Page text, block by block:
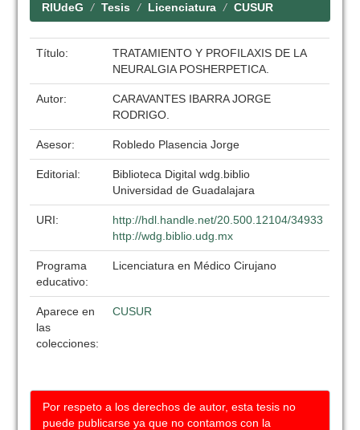
RIUdeG Tesis Licenciatura CUSUR
Título:
TRATAMIENTO Y PROFILAXIS DE LA
NEURALGIA POSHERPETICA.
Autor:
CARAVANTES IBARRA JORGE
RODRIGO.
Asesor: Robledo Plasencia Jorge
Editorial:
Biblioteca Digital wdg.biblio
Universidad de Guadalajara
URI:
http://hdl.handle.net/20.500.12104/34933
http://wdg.biblio.udg.mx
Programa
educativo:
Licenciatura en Médico Cirujano
Aparece en
las
colecciones:
CUSUR
Por respeto a los derechos de autor, esta tesis no
puede publicarse ya que no contamos con la